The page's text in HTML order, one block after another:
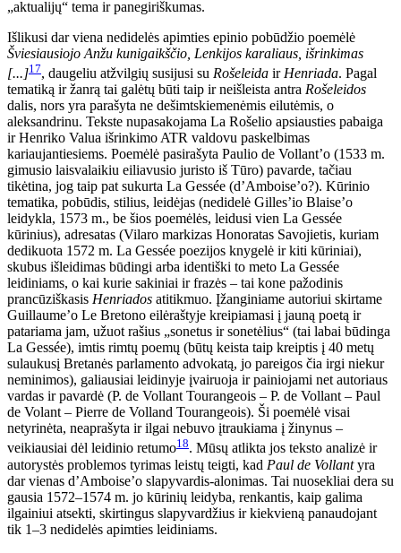
„aktualijų“ tema ir panegiriškumas.
Išlikusi dar viena nedidelės apimties epinio pobūdžio poemėlė
Šviesiausiojo Anžu kunigaikščio, Lenkijos karaliaus, išrinkimas
[...]17, daugeliu atžvilgių susijusi su Rošeleida irHenriada. Pagal
tematiką ir žanrą tai galėtų būti taip ir neišleista antra Rošeleidos
dalis, nors yra parašyta ne dešimtskiemenėmis eilutėmis, o
aleksandrinu. Tekste nupasakojama La Rošelio apsiausties pabaiga
ir Henriko Valua išrinkimo ATR valdovu paskelbimas
kariaujantiesiems. Poemėlė pasirašyta Paulio de Vollant’o (1533 m.
gimusio laisvalaikiu eiliavusio juristo iš Tūro) pavarde, tačiau
tikėtina, jog taip pat sukurta La Gessée (d’Amboise’o?). Kūrinio
tematika, pobūdis, stilius, leidėjas (nedidelė Gilles’io Blaise’o
leidykla, 1573 m., be šios poemėlės, leidusi vien La Gessée
kūrinius), adresatas (Vilaro markizas Honoratas Savojietis, kuriam
dedikuota 1572 m. La Gessée poezijos knygelė ir kiti kūriniai),
skubus išleidimas būdingi arba identiški to meto La Gessée
leidiniams, o kai kurie sakiniai ir frazės – tai kone pažodinis
prancūziškasis Henriados atitikmuo. Įžanginiame autoriui skirtame
Guillaume’o Le Bretono eilėraštyje kreipiamasi į jauną poetą ir
patariama jam, užuot rašius „sonetus ir sonetėlius“ (tai labai būdinga
La Gessée), imtis rimtų poemų (būtų keista taip kreiptis į 40 metų
sulaukusį Bretanės parlamento advokatą, jo pareigos čia irgi niekur
neminimos), galiausiai leidinyje įvairuoja ir painiojami net autoriaus
vardas ir pavardė (P. de Vollant Tourangeois – P. de Vollant – Paul
de Volant – Pierre de Volland Tourangeois). Ši poemėlė visai
netyrinėta, neaprašyta ir ilgai nebuvo įtraukiama į žinynus –
veikiausiai dėl leidinio retumo18. Mūsų atlikta jos teksto analizė ir
autorystės problemos tyrimas leistų teigti, kad Paul de Vollantyra
dar vienas d’Amboise’o slapyvardis-alonimas. Tai nuosekliai dera su
gausia 1572–1574 m. jo kūrinių leidyba, renkantis, kaip galima
ilgainiui atsekti, skirtingus slapyvardžius ir kiekvieną panaudojant
tik 1–3 nedidelės apimties leidiniams.